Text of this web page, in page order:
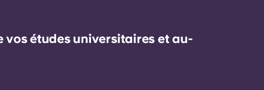
vos études universitaires et au-